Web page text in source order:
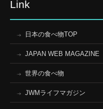
Link
日本の食べ物TOP
JAPAN WEB MAGAZINE
世界の食べ物
JWMライフマガジン